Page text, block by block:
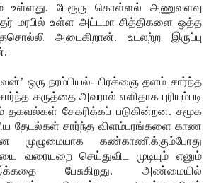
உள்ளது. பேரூரு கொள்ளல் அணுவளவு
மரபில் உள்ள அட்டமா சித்திகளை ஒத்த
அடைகிறான். உடலற்ற இருப்பு
ஒரு நரம்பியல்- பிரக்ஞை தளம் சார்ந்த
கருத்தை அவரால் எளிதாக புரியும்படி
தகவல்கள் சேகரிக்கப் படுகின்றன. சமூக
தேடல்கள் சார்ந்த விளம்பரங்களை காண
முழுமையாக கண்காணிக்கும்போது
வரையறை செய்துவிட முடியும் எனும்
பேசுகிறது. அண்மையில்